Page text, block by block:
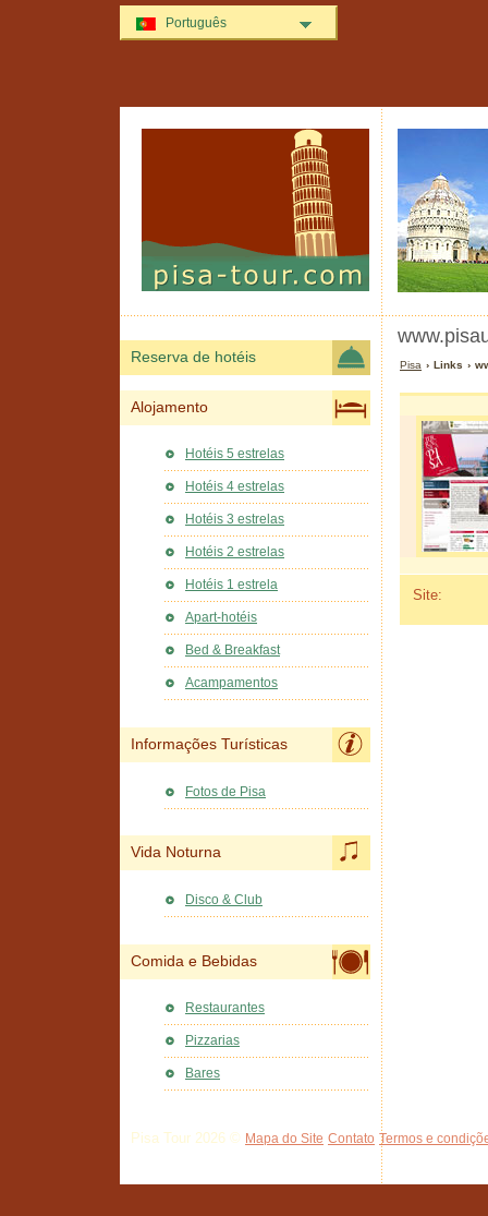
Pisa › Links ›
Site:
Reserva de hotéis
Alojamento
Hotéis 5 estrelas
Hotéis 4 estrelas
Hotéis 3 estrelas
Hotéis 2 estrelas
Hotéis 1 estrela
Apart-hotéis
Bed & Breakfast
Acampamentos
Informações Turísticas
Fotos de Pisa
Vida Noturna
Disco & Club
Comida e Bebidas
Restaurantes
Pizzarias
Bares
Pisa Tour 2026 © Mapa do Site Contato Termos e
Português